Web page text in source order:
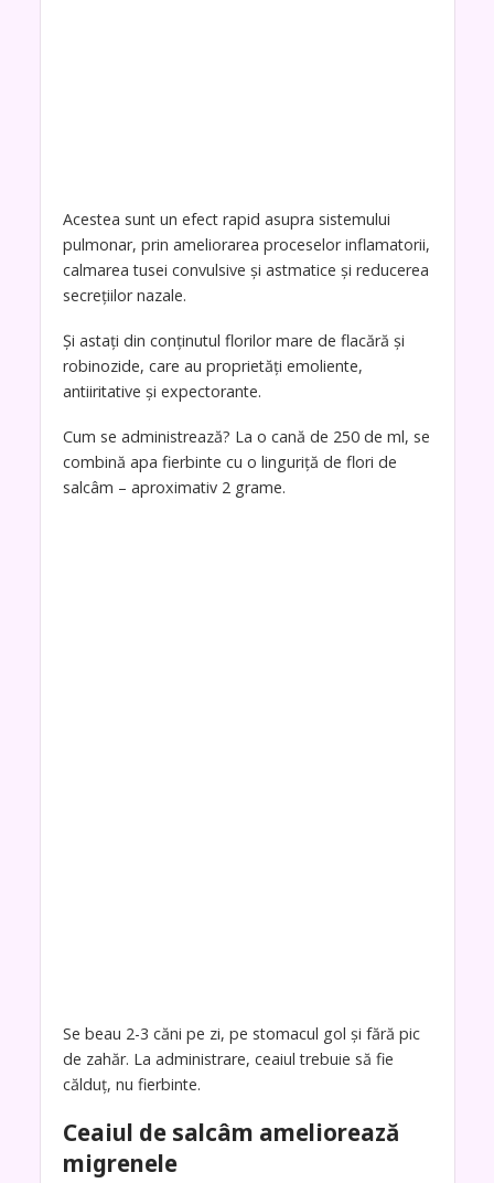
Acestea sunt un efect rapid asupra sistemului
pulmonar, prin ameliorarea proceselor inflamatorii,
calmarea tusei convulsive și astmatice și reducerea
secrețiilor nazale.
Și astați din conținutul florilor mare de flacără și
robinozide, care au proprietăți emoliente,
antiiritative și expectorante.
Cum se administrează? La o cană de 250 de ml, se
combină apa fierbinte cu o linguriță de flori de
salcâm – aproximativ 2 grame.
Se beau 2-3 căni pe zi, pe stomacul gol și fără pic
de zahăr. La administrare, ceaiul trebuie să fie
călduţ, nu fierbinte.
Ceaiul de salcâm ameliorează
migrenele